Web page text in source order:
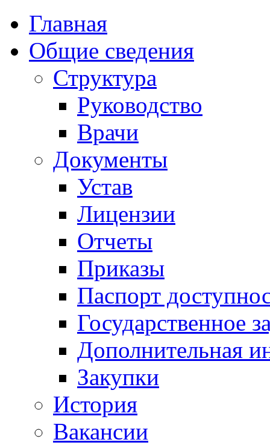
Главная
Общие сведения
Структура
Руководство
Врачи
Документы
Устав
Лицензии
Отчеты
Приказы
Паспорт
Государственное
Дополнительная
Закупки
История
Вакансии